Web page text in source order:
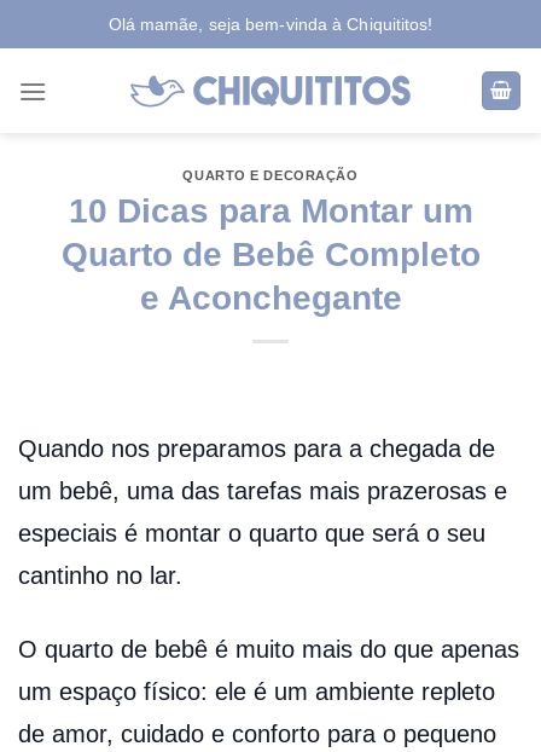
to
Olá mamãe, seja bem-vinda à Chiquititos!
QUARTO E DECORAÇÃO
10 Dicas para Montar um
Quarto de Bebê Completo
e Aconchegante
Quando nos preparamos para a chegada de
um bebê, uma das tarefas mais prazerosas e
especiais é montar o quarto que será o seu
cantinho no lar.
O quarto de bebê é muito mais do que apenas
um espaço físico: ele é um ambiente repleto
de amor, cuidado e conforto para o pequeno